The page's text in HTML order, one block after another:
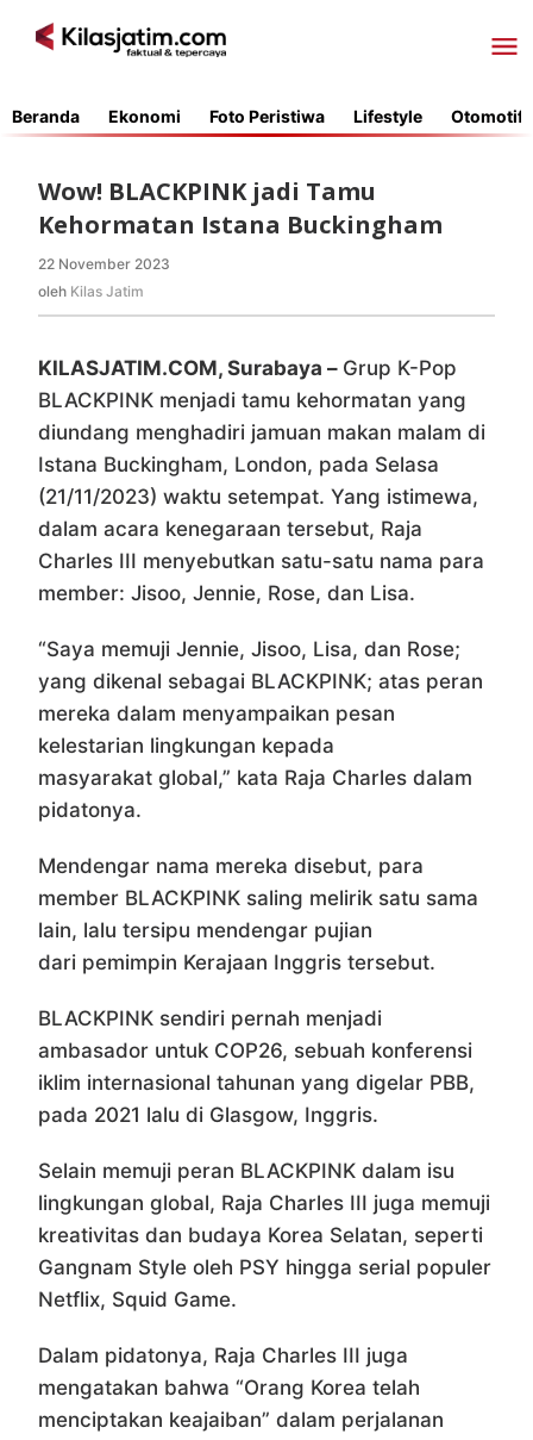
Beranda Ekonomi Foto Peristiwa Lifestyle Otomotif
Wow! BLACKPINK jadi Tamu
Kehormatan Istana Buckingham
22 November 2023
oleh Kilas Jatim
KILASJATIM.COM, Surabaya – Grup K-Pop
BLACKPINK menjadi tamu kehormatan yang
diundang menghadiri jamuan makan malam di
Istana Buckingham, London, pada Selasa
(21/11/2023) waktu setempat. Yang istimewa,
dalam acara kenegaraan tersebut, Raja
Charles III menyebutkan satu-satu nama para
member: Jisoo, Jennie, Rose, dan Lisa.
“Saya memuji Jennie, Jisoo, Lisa, dan Rose;
yang dikenal sebagai BLACKPINK; atas peran
mereka dalam menyampaikan pesan
kelestarian lingkungan kepada
masyarakat global,” kata Raja Charles dalam
pidatonya.
Mendengar nama mereka disebut, para
member BLACKPINK saling melirik satu sama
lain, lalu tersipu mendengar pujian
dari pemimpin Kerajaan Inggris tersebut.
BLACKPINK sendiri pernah menjadi
ambasador untuk COP26, sebuah konferensi
iklim internasional tahunan yang digelar PBB,
pada 2021 lalu di Glasgow, Inggris.
Selain memuji peran BLACKPINK dalam isu
lingkungan global, Raja Charles III juga memuji
kreativitas dan budaya Korea Selatan, seperti
Gangnam Style oleh PSY hingga serial populer
Netflix, Squid Game.
Dalam pidatonya, Raja Charles III juga
mengatakan bahwa “Orang Korea telah
menciptakan keajaiban” dalam perjalanan